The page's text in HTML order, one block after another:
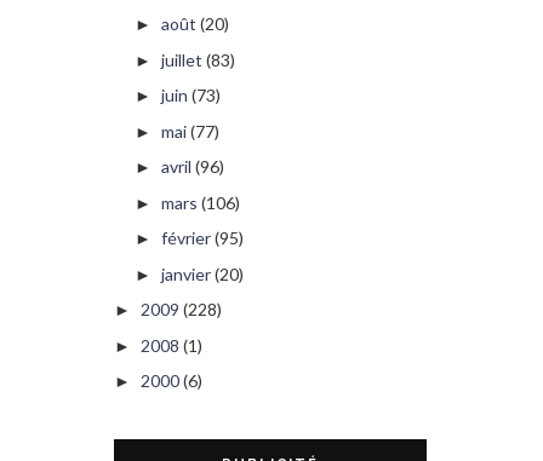
► août (20)
► juillet (83)
► juin (73)
► mai(77)
► avril (96)
► mars (106)
► février(95)
► janvier(20)
► 2009 (228)
► 2008 (1)
► 2000(6)